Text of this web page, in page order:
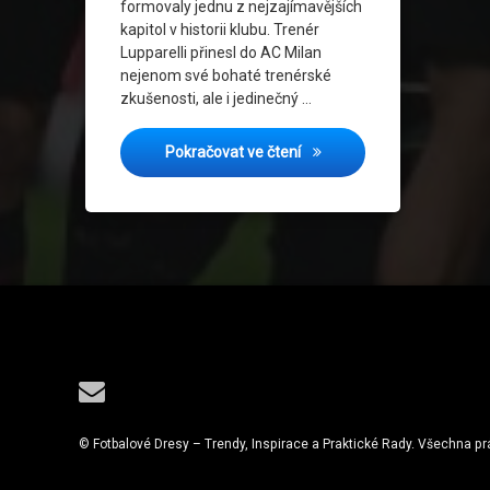
formovaly jednu z nejzajímavějších
kapitol v historii klubu. Trenér
Lupparelli přinesl do AC Milan
nejenom své bohaté trenérské
zkušenosti, ale i jedinečný …
Pokračovat ve čteníTaktické géniové: AC Milan
E-mail
© Fotbalové Dresy – Trendy, Inspirace a Praktické Rady. Všechna